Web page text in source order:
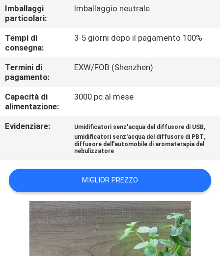
CONTATTICI
RICHIEDA
UNA
CITAZIONE
ONLINE
MAPPA
DEL
SITO
PRIVACY
POLICY
Imballaggi
particolari:
Imballaggio neutrale
Tempi di
consegna:
3-5 giorni dopo il pagamento 100%
Termini di
pagamento:
EXW/FOB (Shenzhen)
Capacità di
alimentazione:
3000 pc al mese
Evidenziare: Umidificatori senz'acqua del diffusore di USB,
umidificatori senz'acqua del diffusore di PBT,
diffusore dell'automobile di aromaterapia del
nebulizzatore
MIGLIOR PREZZO